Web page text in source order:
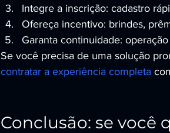
Integre a inscrição: cadastro
Ofereça incentivo: brindes,
Garanta continuidade:
Se você precisa de uma solução
contratar a experiência completa
Conclusão: se você